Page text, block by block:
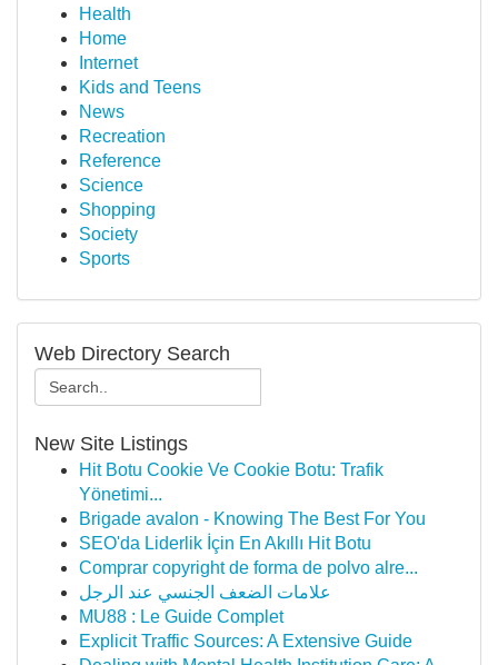
Health
Home
Internet
Kids and Teens
News
Recreation
Reference
Science
Shopping
Society
Sports
Web Directory Search
New Site Listings
Hit Botu Cookie Ve Cookie Botu: Trafik
Yönetimi...
Brigade avalon - Knowing The Best For You
SEO'da Liderlik İçin En Akıllı Hit Botu
Comprar copyright de forma de polvo alre...
علامات الضعف الجنسي عند الرجل
MU88 : Le Guide Complet
Explicit Traffic Sources: A Extensive Guide